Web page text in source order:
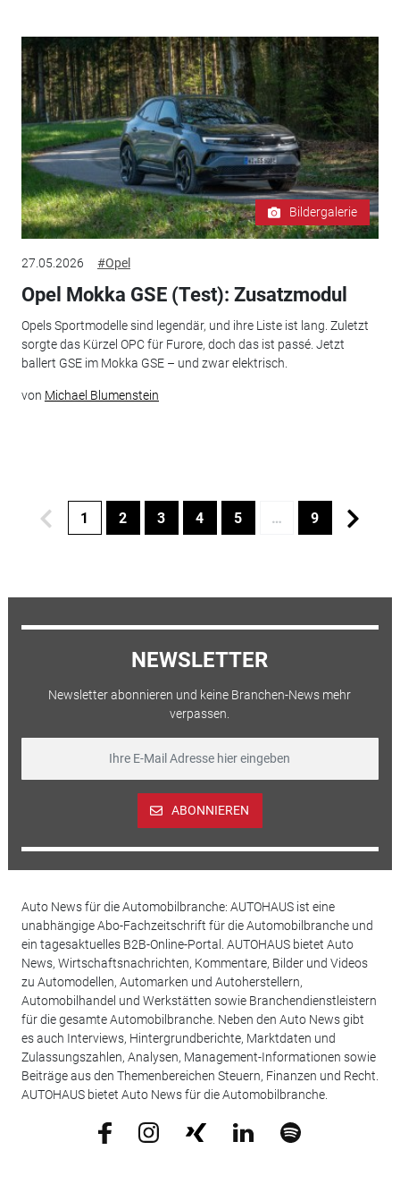
Bildergalerie
27.05.2026 #Opel
Opel Mokka GSE (Test): Zusatzmodul
Opels Sportmodelle sind legendär, und ihre Liste ist lang. Zuletzt
sorgte das Kürzel OPC für Furore, doch das ist passé. Jetzt
ballert GSE im Mokka GSE – und zwar elektrisch.
von Michael Blumenstein
1 2 3 4 5 … 9
NEWSLETTER
Newsletter abonnieren und keine Branchen-News mehr
verpassen.
ABONNIEREN
Auto News für die Automobilbranche: AUTOHAUS ist eine
unabhängige Abo-Fachzeitschrift für die Automobilbranche und
ein tagesaktuelles B2B-Online-Portal. AUTOHAUS bietet Auto
News, Wirtschaftsnachrichten, Kommentare, Bilder und Videos
zu Automodellen, Automarken und Autoherstellern,
Automobilhandel und Werkstätten sowie Branchendienstleistern
für die gesamte Automobilbranche. Neben den Auto News gibt
es auch Interviews, Hintergrundberichte, Marktdaten und
Zulassungszahlen, Analysen, Management-Informationen sowie
Beiträge aus den Themenbereichen Steuern, Finanzen und Recht.
AUTOHAUS bietet Auto News für die Automobilbranche.